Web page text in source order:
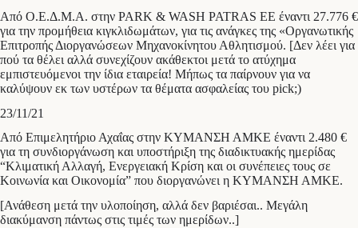
Από Ο.Ε.Δ.Μ.Α. στην PARK & WASH PATRAS ΕΕ έναντι 27.776 €
για την προμήθεια κιγκλιδωμάτων, για τις ανάγκες της «Οργανωτικής
Επιτροπής Διοργανώσεων Μηχανοκίνητου Αθλητισμού. [Δεν λέει για
πού τα θέλει αλλά συνεχίζουν ακάθεκτοι μετά το ατύχημα
εμπιστευόμενοι την ίδια εταιρεία! Μήπως τα παίρνουν για να
καλύψουν εκ των υστέρων τα θέματα ασφαλείας του pick;)
23/11/21
Από Επιμελητήριο Αχαΐας στην ΚΥΜΑΝΣΗ ΑΜΚΕ έναντι 2.480 €
για τη συνδιοργάνωση και υποστήριξη της διαδικτυακής ημερίδας
“Κλιματική Αλλαγή, Ενεργειακή Κρίση και οι συνέπειες τους σε
Κοινωνία και Οικονομία” που διοργανώνει η ΚΥΜΑΝΣΗ ΑΜΚΕ.
[Ανάθεση μετά την υλοποίηση, αλλά δεν βαριέσαι.. Μεγάλη
διακύμανση πάντως στις τιμές των ημερίδων..]